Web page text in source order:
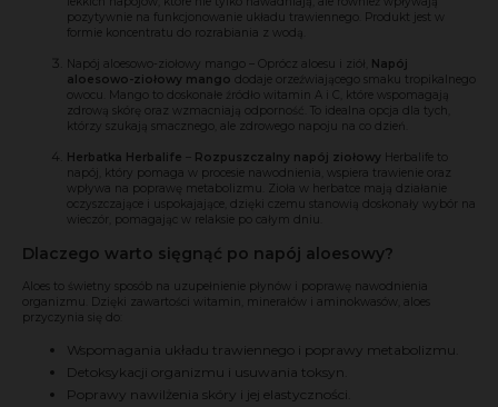
pozytywnie na funkcjonowanie układu trawiennego. Produkt jest w
formie koncentratu do rozrabiania z wodą.
Napój aloesowo-ziołowy mango – Oprócz aloesu i ziół,
Napój
aloesowo-ziołowy mango dodaje orzeźwiającego smaku tropikalnego
owocu. Mango to doskonałe źródło witamin A i C, które wspomagają
zdrową skórę oraz wzmacniają odporność. To idealna opcja dla tych,
którzy szukają smacznego, ale zdrowego napoju na co dzień.
Herbatka Herbalife Rozpuszczalny napój ziołowy Herbalife to
napój, który pomaga w procesie nawodnienia, wspiera trawienie oraz
wpływa na poprawę metabolizmu. Zioła w herbatce mają działanie
oczyszczające i uspokajające, dzięki czemu stanowią doskonały wybór na
wieczór, pomagając w relaksie po całym dniu.
Dlaczego warto sięgnąć po napój aloesowy?
Aloes to świetny sposób na uzupełnienie płynów i poprawę nawodnienia
organizmu. Dzięki zawartości witamin, minerałów i aminokwasów, aloes
przyczynia się do:
Wspomagania układu trawiennego i poprawy metabolizmu.
Detoksykacji organizmu i usuwania toksyn.
Poprawy nawilżenia skóry i jej elastyczności.